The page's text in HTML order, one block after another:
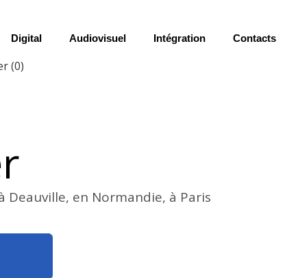
Digital Audiovisuel Intégration Contacts
(0)
en Normandie, à Paris